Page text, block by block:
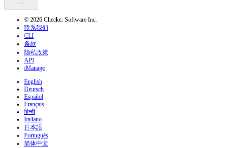
© 2026 Checker Software Inc.
联系我们
CLI
条款
隐私政策
API
iManage
English
Deutsch
Español
Français
हिन्दी
Italiano
日本語
Português
简体中文